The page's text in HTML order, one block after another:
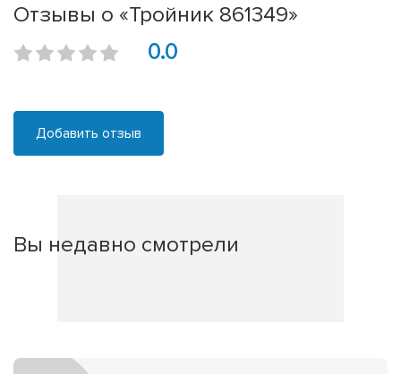
Отзывы о «Тройник 861349»
0.0
Добавить отзыв
Вы недавно смотрели